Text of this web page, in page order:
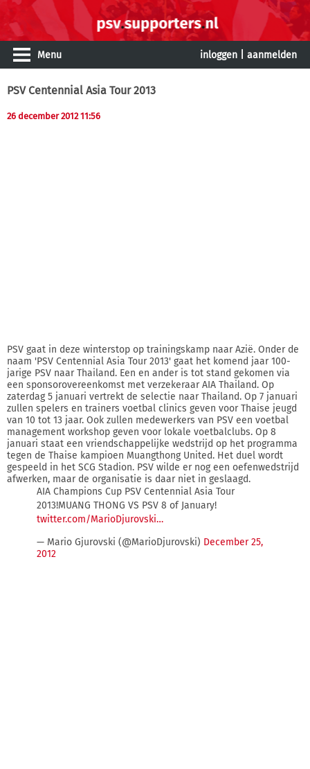
Menu inloggen aanmelden
PSV Centennial Asia Tour 2013
26 december 2012 11:56
PSV gaat in deze winterstop op trainingskamp naar Azië. Onder de
naam 'PSV Centennial Asia Tour 2013' gaat het komend jaar 100-
jarige PSV naar Thailand. Een en ander is tot stand gekomen via
een sponsorovereenkomst met verzekeraar AIA Thailand. Op
zaterdag 5 januari vertrekt de selectie naar Thailand. Op 7 januari
zullen spelers en trainers voetbal clinics geven voor Thaise jeugd
van 10 tot 13 jaar. Ook zullen medewerkers van PSV een voetbal
management workshop geven voor lokale voetbalclubs. Op 8
januari staat een vriendschappelijke wedstrijd op het programma
tegen de Thaise kampioen Muangthong United. Het duel wordt
gespeeld in het SCG Stadion. PSV wilde er nog een oefenwedstrijd
afwerken, maar de organisatie is daar niet in geslaagd.
AIA Champions Cup PSV Centennial Asia Tour
2013!MUANG THONG VS PSV 8 of January!
twitter.com/MarioDjurovski…
— Mario Gjurovski (@MarioDjurovski) December 25,
2012